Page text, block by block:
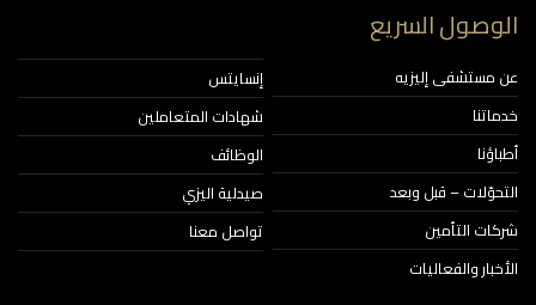
السريع
إليزيه
– قبل وبعد
التأمين
والفعاليات
إنسايتس
شهادات المتعاملين
الوظائف
صيدلية اليزي
تواصل معنا